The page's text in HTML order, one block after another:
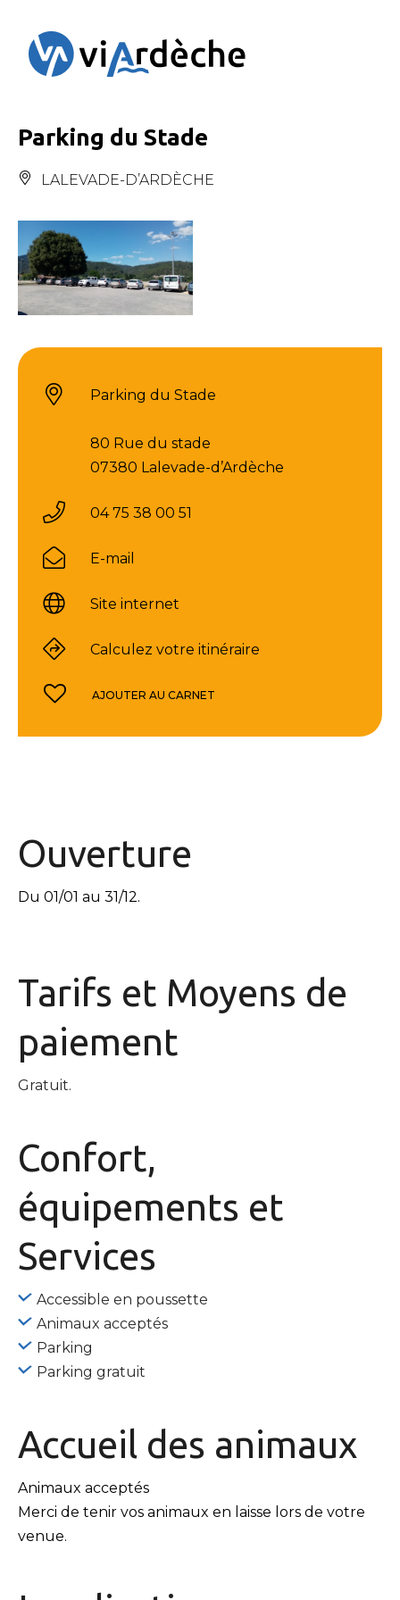
Parking du Stade
LALEVADE-D’ARDÈCHE
Ouverture
Du 01/01 au 31/12.
Tarifs et Moyens de
paiement
Gratuit.
Confort,
équipements et
Services
Accessible en poussette
Animaux acceptés
Parking
Parking gratuit
Accueil des animaux
Animaux acceptés
Merci de tenir vos animaux en laisse lors de votre
venue.
Parking du Stade
80 Rue du stade
07380 Lalevade-d’Ardèche
04 75 38 00 51
E-mail
Site internet
Calculez votre itinéraire
AJOUTER AU CARNET